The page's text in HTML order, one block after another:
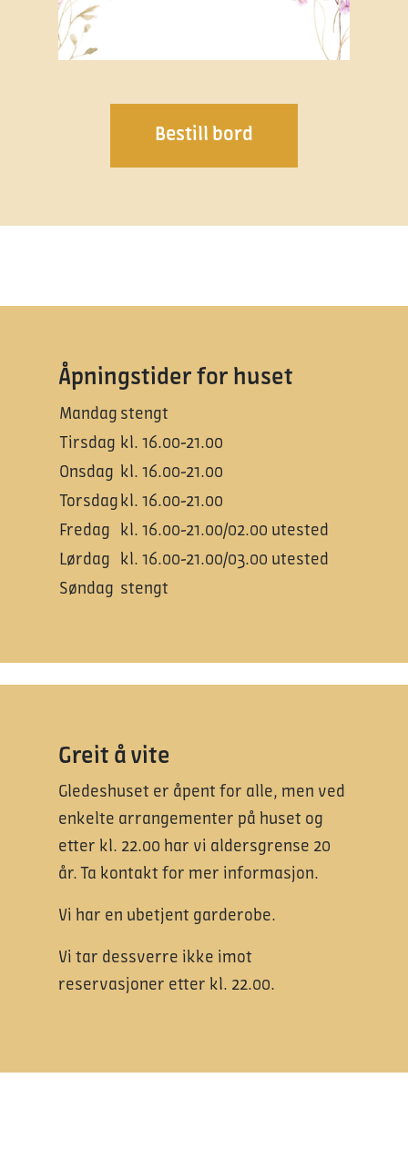
Bestill bord
Åpningstider for huset
Mandag stengt
Tirsdag kl. 16.00-21.00
Onsdag kl. 16.00-21.00
Torsdag kl. 16.00-21.00
Fredag
kl. 16.00-21.00/02.00 utested
Lørdag
kl. 16.00-21.00/03.00 utested
Søndag stengt
Greit å vite
Gledeshuset er åpent for alle, men ved
enkelte arrangementer på huset og
etter kl. 22.00 har vi aldersgrense 20
år. Ta kontakt for mer informasjon.
Vi har en ubetjent garderobe.
Vi tar dessverre ikke imot
reservasjoner etter kl. 22.00.